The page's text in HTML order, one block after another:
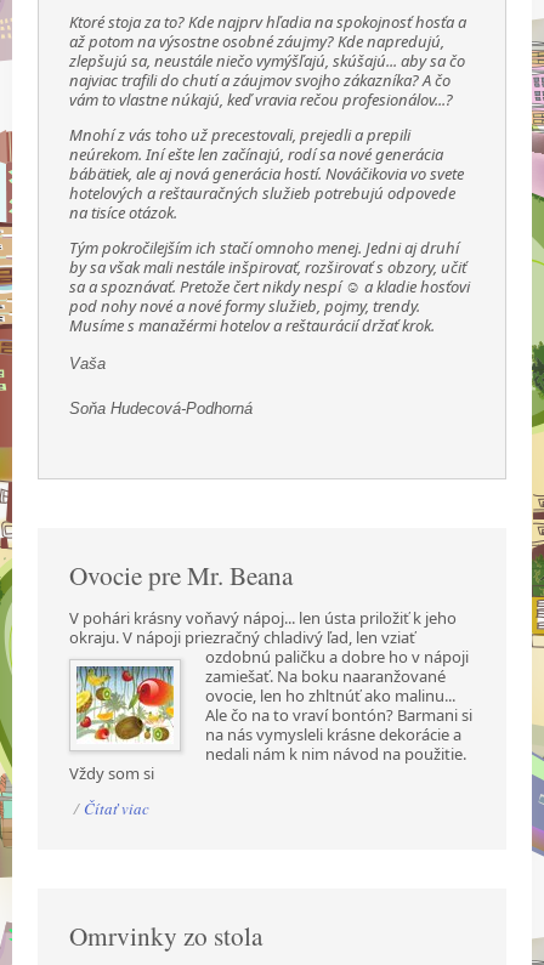
Ktoré stoja za to? Kde najprv hľadia na spokojnosť hosťa a
až potom na výsostne osobné záujmy? Kde napredujú,
zlepšujú sa, neustále niečo vymýšľajú, skúšajú... aby sa čo
najviac trafili do chutí a záujmov svojho zákazníka? A čo
vám to vlastne núkajú, keď vravia rečou profesionálov...?
Mnohí z vás toho už precestovali, prejedli a prepili
neúrekom. Iní ešte len začínajú, rodí sa nové generácia
bábätiek, ale aj nová generácia hostí. Nováčikovia vo svete
hotelových a reštauračných služieb potrebujú odpovede
na tisíce otázok.
Tým pokročilejším ich stačí omnoho menej. Jedni aj druhí
by sa však mali nestále inšpirovať, rozširovať s obzory, učiť
sa a spoznávať. Pretože čert nikdy nespí ☺ a kladie hosťovi
pod nohy nové a nové formy služieb, pojmy, trendy.
Musíme s manažérmi hotelov a reštaurácií držať krok.
Vaša
Soňa Hudecová-Podhorná
Ovocie pre Mr. Beana
V pohári krásny voňavý nápoj... len ústa priložiť k jeho
okraju. V nápoji priezračný chladivý ľad, len vziať
ozdobnú paličku a dobre ho v nápoji
zamiešať. Na boku naaranžované
ovocie, len ho zhltnúť ako malinu...
Ale čo na to vraví bontón? Barmani si
na nás vymysleli krásne dekorácie a
nedali nám k nim návod na použitie.
Vždy som si
/ Čítať viac
Omrvinky zo stola